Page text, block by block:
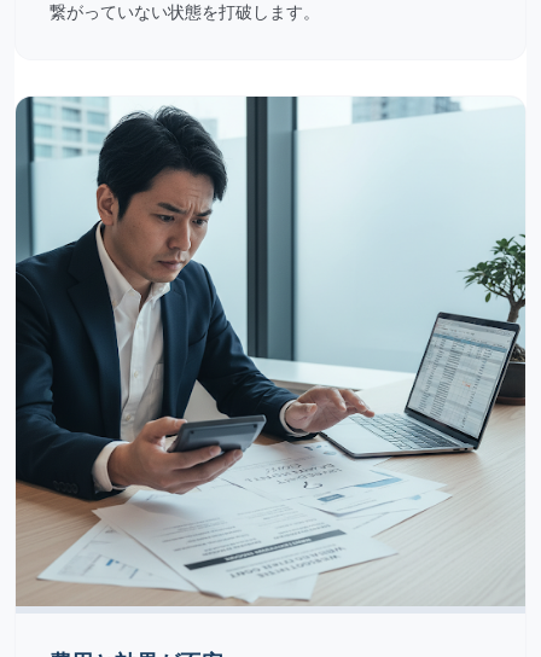
繋がっていない状態を打破します。